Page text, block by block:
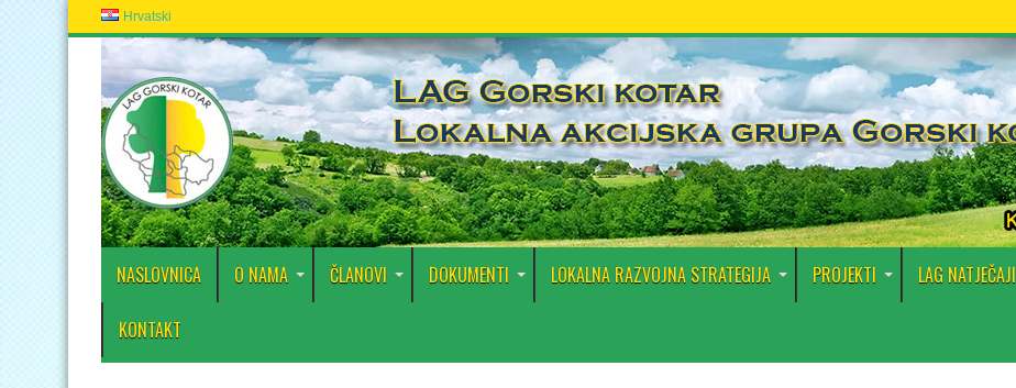
Hrvatski
NASLOVNICA O NAMA ČLANOVI DOKUMENTI LOKALNA RAZVOJNA STRATEGIJA PROJEKTI LAG NATJEČAJI
KONTAKT